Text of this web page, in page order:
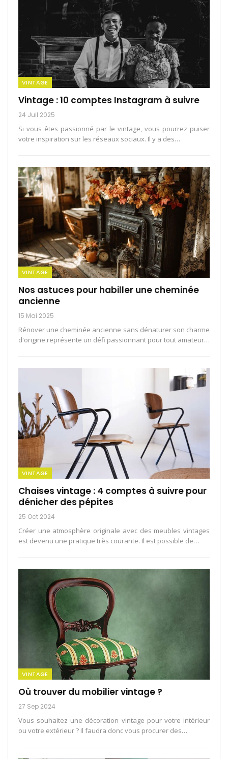
VINTAGE
Vintage : 10 comptes Instagram à suivre
24 Juil 2025
Si vous êtes passionné par le vintage, vous pourrez puiser
votre inspiration sur les réseaux sociaux. Il y a des…
VINTAGE
Nos astuces pour habiller une cheminée
ancienne
15 Mai 2025
Rénover une cheminée ancienne sans dénaturer son charme
d'origine représente un défi passionnant pour tout amateur…
VINTAGE
Chaises vintage : 4 comptes à suivre pour
dénicher des pépites
25 Oct 2024
Créer une atmosphère originale avec des meubles vintages
est devenu une pratique très courante. Il est possible de…
VINTAGE
Où trouver du mobilier vintage ?
27 Sep 2024
Vous souhaitez une décoration vintage pour votre intérieur
ou votre extérieur ? Il faudra donc vous procurer des…